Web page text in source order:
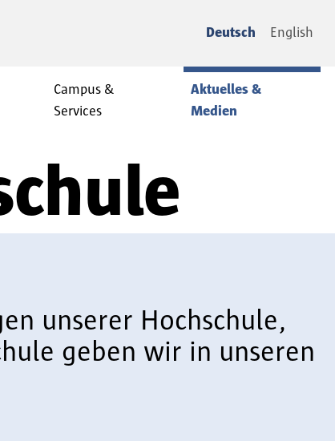
Deutsch English
Campus &
Services
Aktuelles &
Medien
unserer Hochschule,
geben wir in unseren